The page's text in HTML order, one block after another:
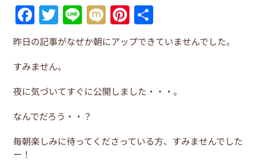
F
a
c
e
b
o
o
k
T
w
itt
er
Li
n
e
M
ix
i
Pi
nt
er
st
有
昨日の記事がなぜか朝にアップできていませんでした。
すみません。
夜に気づいてすぐに公開しました・・・。
なんでだろう・・？
毎朝楽しみに待ってくださっている方、すみませんでした
ー！